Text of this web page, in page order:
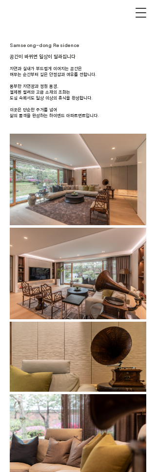
Samseong-dong Residence
공간이 바뀌면 일상이 달라집니다
자연과 실내가 부드럽게 이어지는 공간은
머무는 순간부터 깊은 안정감과 여유를 전합니다.
풍부한 자연광과 정원 풍경,
절제된 컬러와 고급 소재의 조화는
도심 속에서도 일상 이상의 휴식을 완성합니다.
이곳은 단순한 주거를 넘어
삶의 품격을 완성하는 하이엔드 아파트먼트입니다.